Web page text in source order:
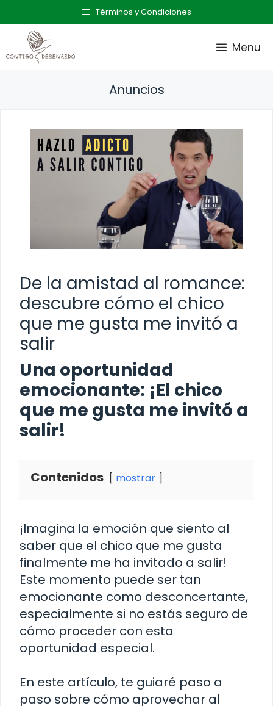
al
contenido
Términos y Condiciones
Menu
Anuncios
De la amistad al romance:
descubre cómo el chico
que me gusta me invitó a
salir
Una oportunidad
emocionante: ¡El chico
que me gusta me invitó a
salir!
Contenidos mostrar
¡Imagina la emoción que siento al
saber que el chico que me gusta
finalmente me ha invitado a salir!
Este momento puede ser tan
emocionante como desconcertante,
especialmente si no estás seguro de
cómo proceder con esta
oportunidad especial.
En este artículo, te guiaré paso a
paso sobre cómo aprovechar al